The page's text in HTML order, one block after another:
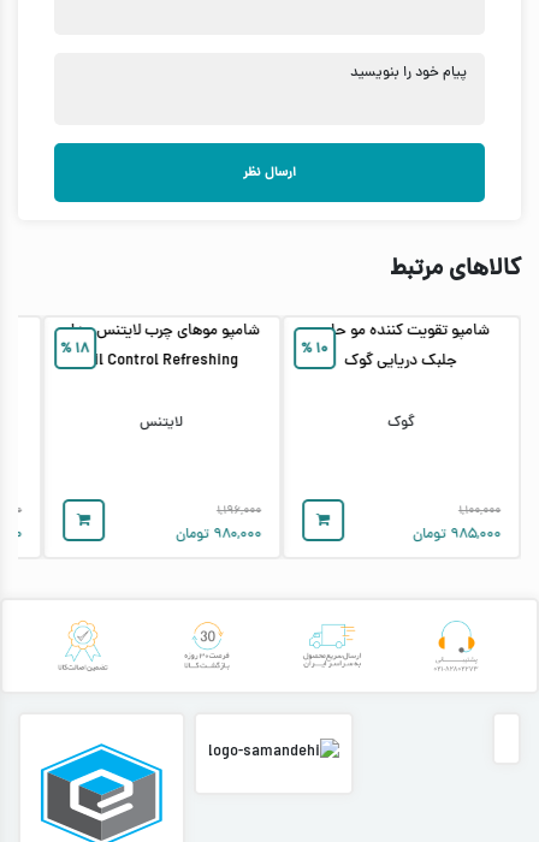
پیام خود را بنویسید
ارسال نظر
کالاهای مرتبط
۱۰%
شامپو تقویت کننده مو حاوی
جلبک دریایی گوک
گوک
۱,۱۰۰,۰۰۰
۹۸۵,۰۰۰ تومان
۱۸%
شامپو موهای چرب لایتنس مدل
Oil Control Refreshing
لایتنس
۱,۱۹۶,۰۰۰
۹۸۰,۰۰۰ تومان